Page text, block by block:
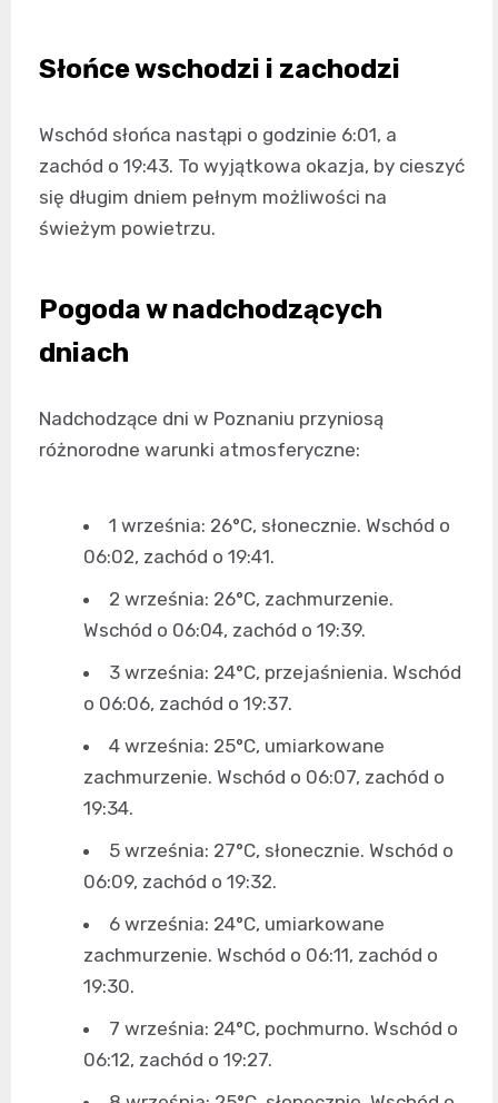
Słońce wschodzi i zachodzi
Wschód słońca nastąpi o godzinie 6:01, a
zachód o 19:43. To wyjątkowa okazja, by cieszyć
się długim dniem pełnym możliwości na
świeżym powietrzu.
Pogoda w nadchodzących
dniach
Nadchodzące dni w Poznaniu przyniosą
różnorodne warunki atmosferyczne:
1 września: 26°C, słonecznie. Wschód o
06:02, zachód o 19:41.
2 września: 26°C, zachmurzenie.
Wschód o 06:04, zachód o 19:39.
3 września: 24°C, przejaśnienia. Wschód
o 06:06, zachód o 19:37.
4 września: 25°C, umiarkowane
zachmurzenie. Wschód o 06:07, zachód o
19:34.
5 września: 27°C, słonecznie. Wschód o
06:09, zachód o 19:32.
6 września: 24°C, umiarkowane
zachmurzenie. Wschód o 06:11, zachód o
19:30.
7 września: 24°C, pochmurno. Wschód o
06:12, zachód o 19:27.